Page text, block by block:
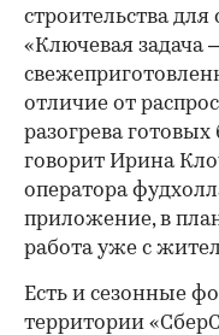
строительства
«Ключевая задача
отличие от
разогрева
говорит Ирина
оператора
приложение, в
работа уже с
Есть и сезонные
территории